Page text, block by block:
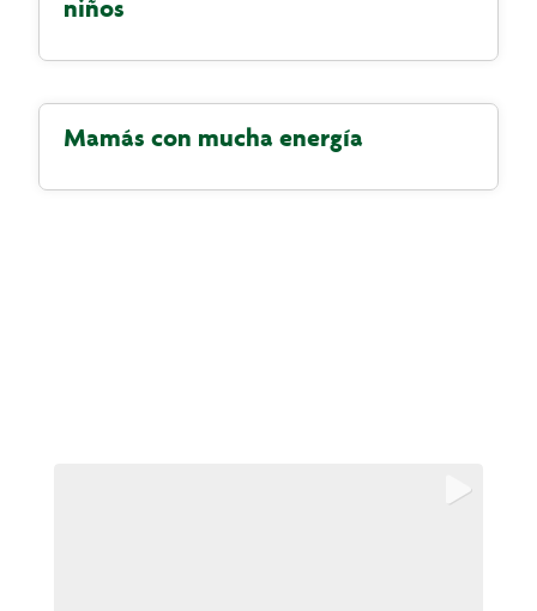
niños
Mamás con mucha energía